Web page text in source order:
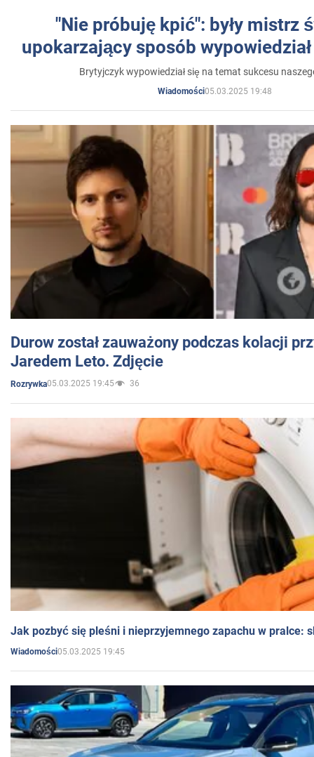
"Nie próbuję kpić": były mistrz
upokarzający sposób
Brytyjczyk wypowiedział się na temat sukcesu
Wiadomości05.03.2025 19:48
Durow został zauważony podczas kolacji
Jaredem Leto. Zdjęcie
Rozrywka05.03.2025 19:45 36
Jak pozbyć się pleśni i nieprzyjemnego zapachu w pralce:
Wiadomości05.03.2025 19:45